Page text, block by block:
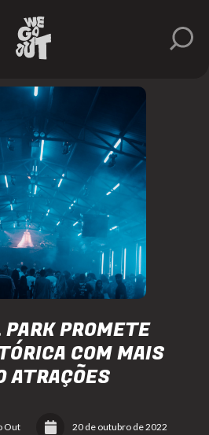
PARK PROMETE
COM MAIS
ATRAÇÕES
Out 20 de outubro de 2022